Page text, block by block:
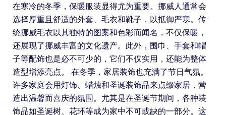
在寒冷的冬季，保暖服装显得尤为重要。挪威人通常会
选择厚重且舒适的外套、毛衣和靴子，以抵御严寒。传
统挪威毛衣以其独特的图案和色彩而闻名，不仅保暖，
还展现了挪威丰富的文化遗产。此外，围巾、手套和帽
子等配饰也是必不可少的，它们不仅实用，还能为整体
造型增添亮点。 在冬季，家居装饰也充满了节日气氛。
许多家庭会用灯饰、蜡烛和圣诞装饰品来点缀家居，营
造出温馨而喜庆的氛围。尤其是在圣诞节期间，各种装
饰品如圣诞树、花环等成为家中不可或缺的一部分。这